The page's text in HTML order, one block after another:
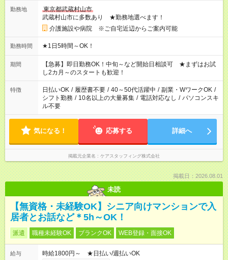
勤務地
東京都武蔵村山市
武蔵村山市に多数あり ★勤務地選べます！
介護施設や病院 ※ご自宅近辺からご案内可能
勤務時間 ★1日5時間～OK！
期間
【急募】即日勤務OK！中旬～など開始日相談可 ★まずはお試
し2カ月～のスタートも歓迎！
特徴 日払いOK / 履歴書不要 / 40～50代活躍中 / 副業・WワークOK /
シフト勤務 / 10名以上の大量募集 / 電話対応なし / パソコンスキ
ル不要
気になる！ 応募する 詳細へ
掲載元企業名 ケアスタッフィング株式会社
掲載日：2026.08.01
未読
【無資格・未経験OK】シニア向けマンションで入
居者とお話など＊5h～OK！
派遣 職種未経験OK ブランクOK WEB登録・面接OK
給与
時給1800円～ ★日払い/週払いOK